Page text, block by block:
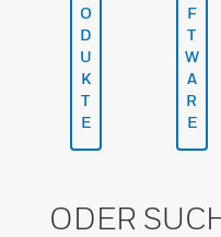
O
D
U
K
T
E
F
T
W
A
R
E
ODER